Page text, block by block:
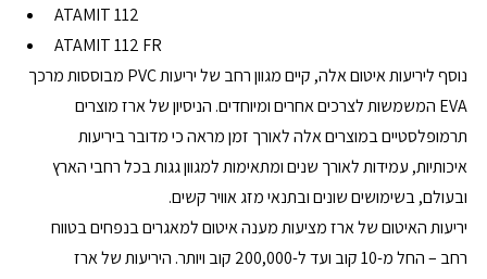
ATAMIT 112
ATAMIT 112 FR
נוסף ליריעות איטום אלה, קיים מגוון רחב של יריעות PVC מבוססות מרכך
EVA המשמשות לצרכים אחרים ומיוחדים. הניסיון של ארז מוצרים
תרמופלסטיים במוצרים אלה לאורך זמן מראה כי מדובר ביריעות
איכותיות, עמידות לאורך שנים ומתאימות למגוון גגות בכל רחבי הארץ
ובעולם, בשימושים שונים ובתנאי מזג אוויר קשים.
יריעות האיטום של ארז מציעות מענה איטום למאגרים בנפחים בטווח
רחב – החל מ-10 קוב ועד ל-200,000 קוב ויותר. היריעות של ארז